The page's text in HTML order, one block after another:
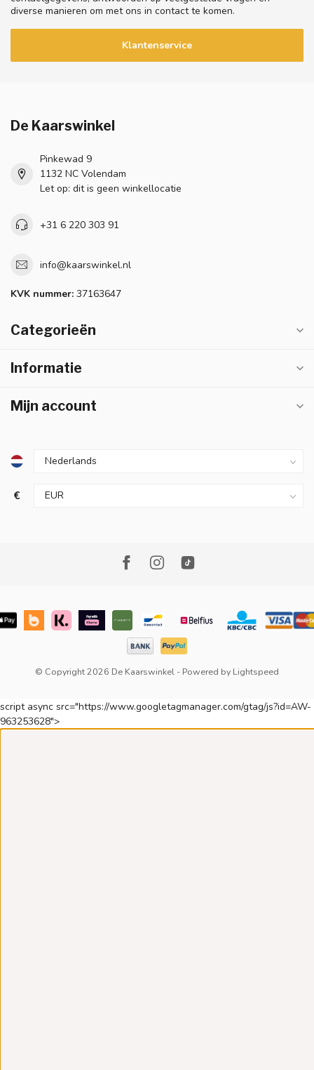
diverse manieren om met ons in contact te komen.
Klantenservice
De Kaarswinkel
Pinkewad 9
1132 NC Volendam
Let op: dit is geen winkellocatie
+31 6 220 303 91
info@kaarswinkel.nl
KVK nummer: 37163647
Categorieën
Informatie
Mijn account
€
© Copyright 2026 De Kaarswinkel - Powered by Lightspeed
script async src="https://www.googletagmanager.com/gtag/js?id=AW-
963253628">